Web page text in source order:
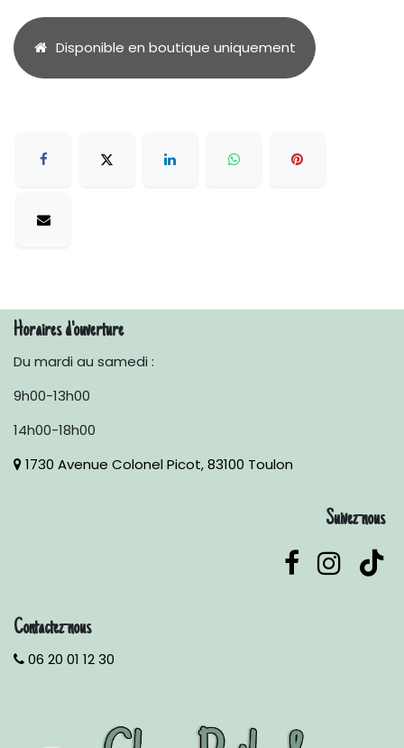
Disponible en boutique uniquement
Horaires d'ouverture
Du mardi au samedi :
9h00-13h00
14h00-18h00
1730 Avenue Colonel Picot, 83100 Toulon
Suivez-nous
Contactez-nous
06 20 01 12 30